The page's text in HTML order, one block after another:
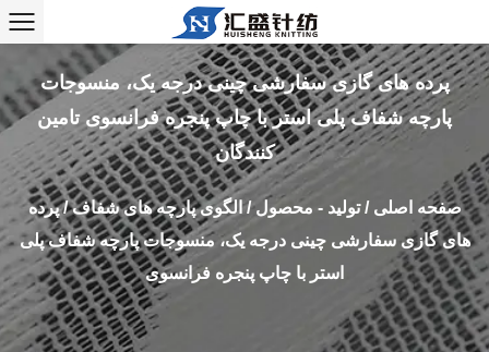
پرده های گازی سفارشی چینی درجه یک، منسوجات
پارچه شفاف پلی استر با چاپ پنجره فرانسوی تامین
کنندگان
صفحه اصلی /تولید - محصول/ الگوی پارچه های شفاف/پرده
های گازی سفارشی چینی درجه یک، منسوجات پارچه شفاف پلی
استر با چاپ پنجره فرانسوی